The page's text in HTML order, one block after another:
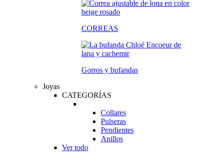
CORREAS
Gorros y bufandas
Joyas
CATEGORÍAS
Collares
Pulseras
Pendientes
Anillos
Ver todo